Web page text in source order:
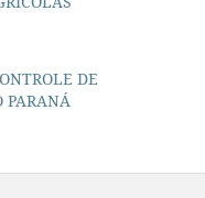
DE
PARANÁ